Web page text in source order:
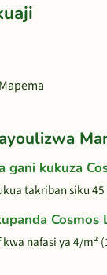
gani kukuza
takriban siku
Cosmos
kwa nafasi ya 4/